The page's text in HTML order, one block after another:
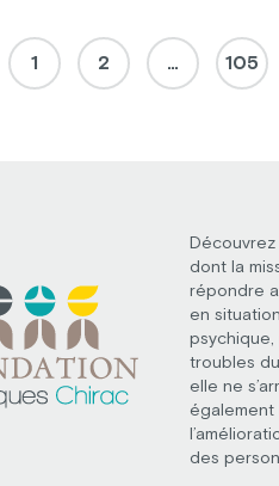
1 2 105
Découvrez
dont la
répondre
en
troubles
elle ne
également
des